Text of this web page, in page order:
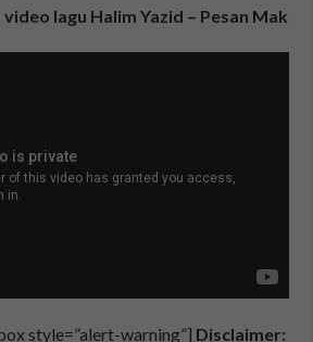
lagu Halim Yazid – Pesan Mak
style=”alert-warning”] Disclaimer: